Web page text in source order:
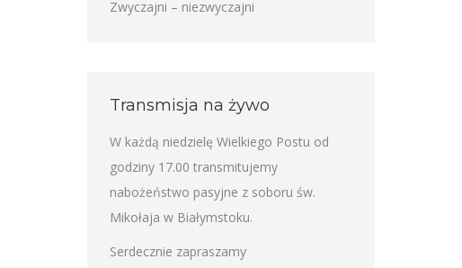
Zwyczajni – niezwyczajni
Transmisja na żywo
W każdą niedzielę Wielkiego Postu od
godziny 17.00 transmitujemy
nabożeństwo pasyjne z soboru św.
Mikołaja w Białymstoku.
Serdecznie zapraszamy